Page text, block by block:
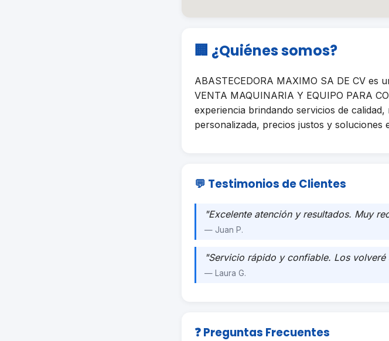
🏢 ¿Quiénes somos?
ABASTECEDORA MAXIMO SA DE CV es
VENTA MAQUINARIA Y EQUIPO PARA
experiencia brindando servicios de
personalizada, precios justos y soluciones
💬 Testimonios de Clientes
"Excelente atención y resultados. Muy
— Juan P.
"Servicio rápido y confiable. Los volveré
— Laura G.
❓ Preguntas Frecuentes